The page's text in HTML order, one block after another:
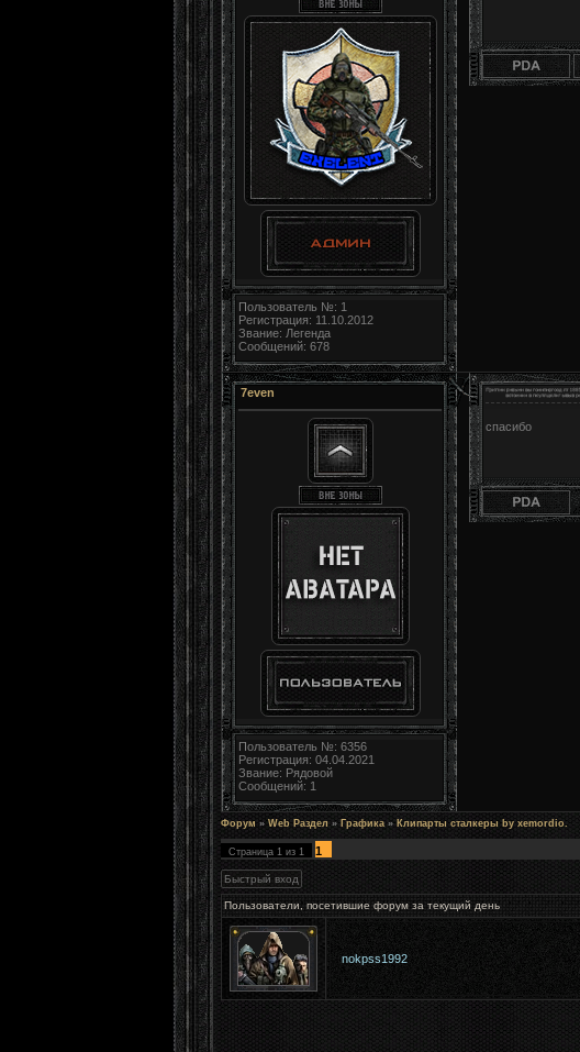
Пользователь №: 1
Регистрация: 11.10.2012
Звание: Легенда
Сообщений: 678
7even
Пользователь №: 6356
Регистрация: 04.04.2021
Звание: Рядовой
Сообщений: 1
спасибо
Форум » Web Раздел » Графика » Клипарты сталкеры by xemordio.
Страница 1 из 1
1
Пользователи, посетившие форум за текущий день
nokpss1992